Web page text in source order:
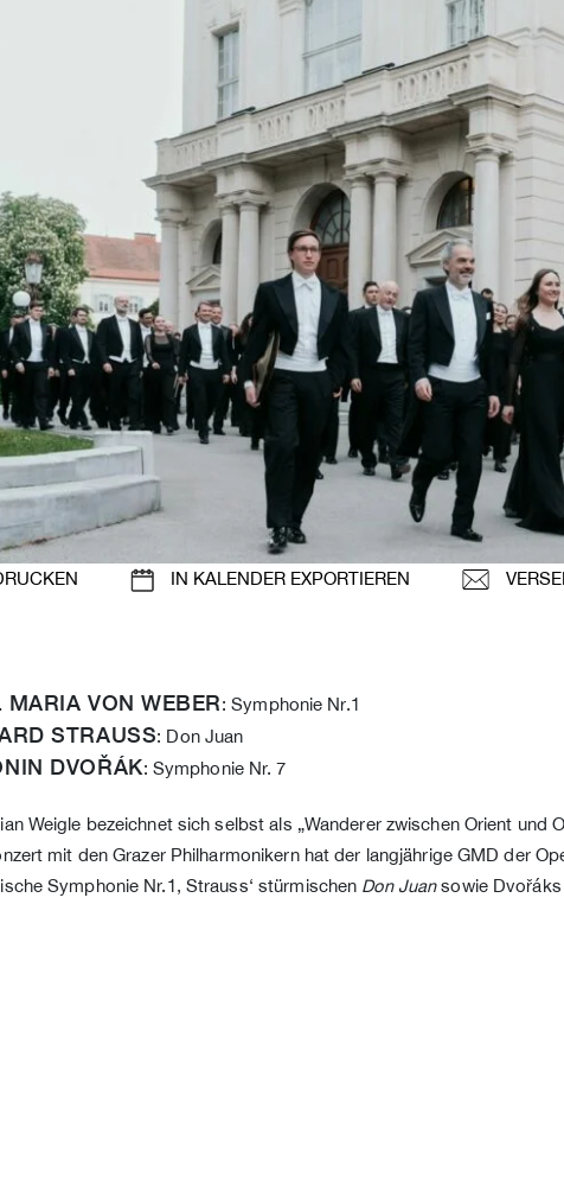
IN KALENDER EXPORTIEREN
MARIA VON WEBER: Symphonie Nr.1
STRAUSS: Don Juan
DVOŘÁK: Symphonie Nr. 7
Weigle bezeichnet sich selbst als „Wanderer zwischen Orient und
mit den Grazer Philharmonikern hat der langjährige GMD der
Symphonie Nr.1, Strauss‘ stürmischen Don Juansowie Dvořáks